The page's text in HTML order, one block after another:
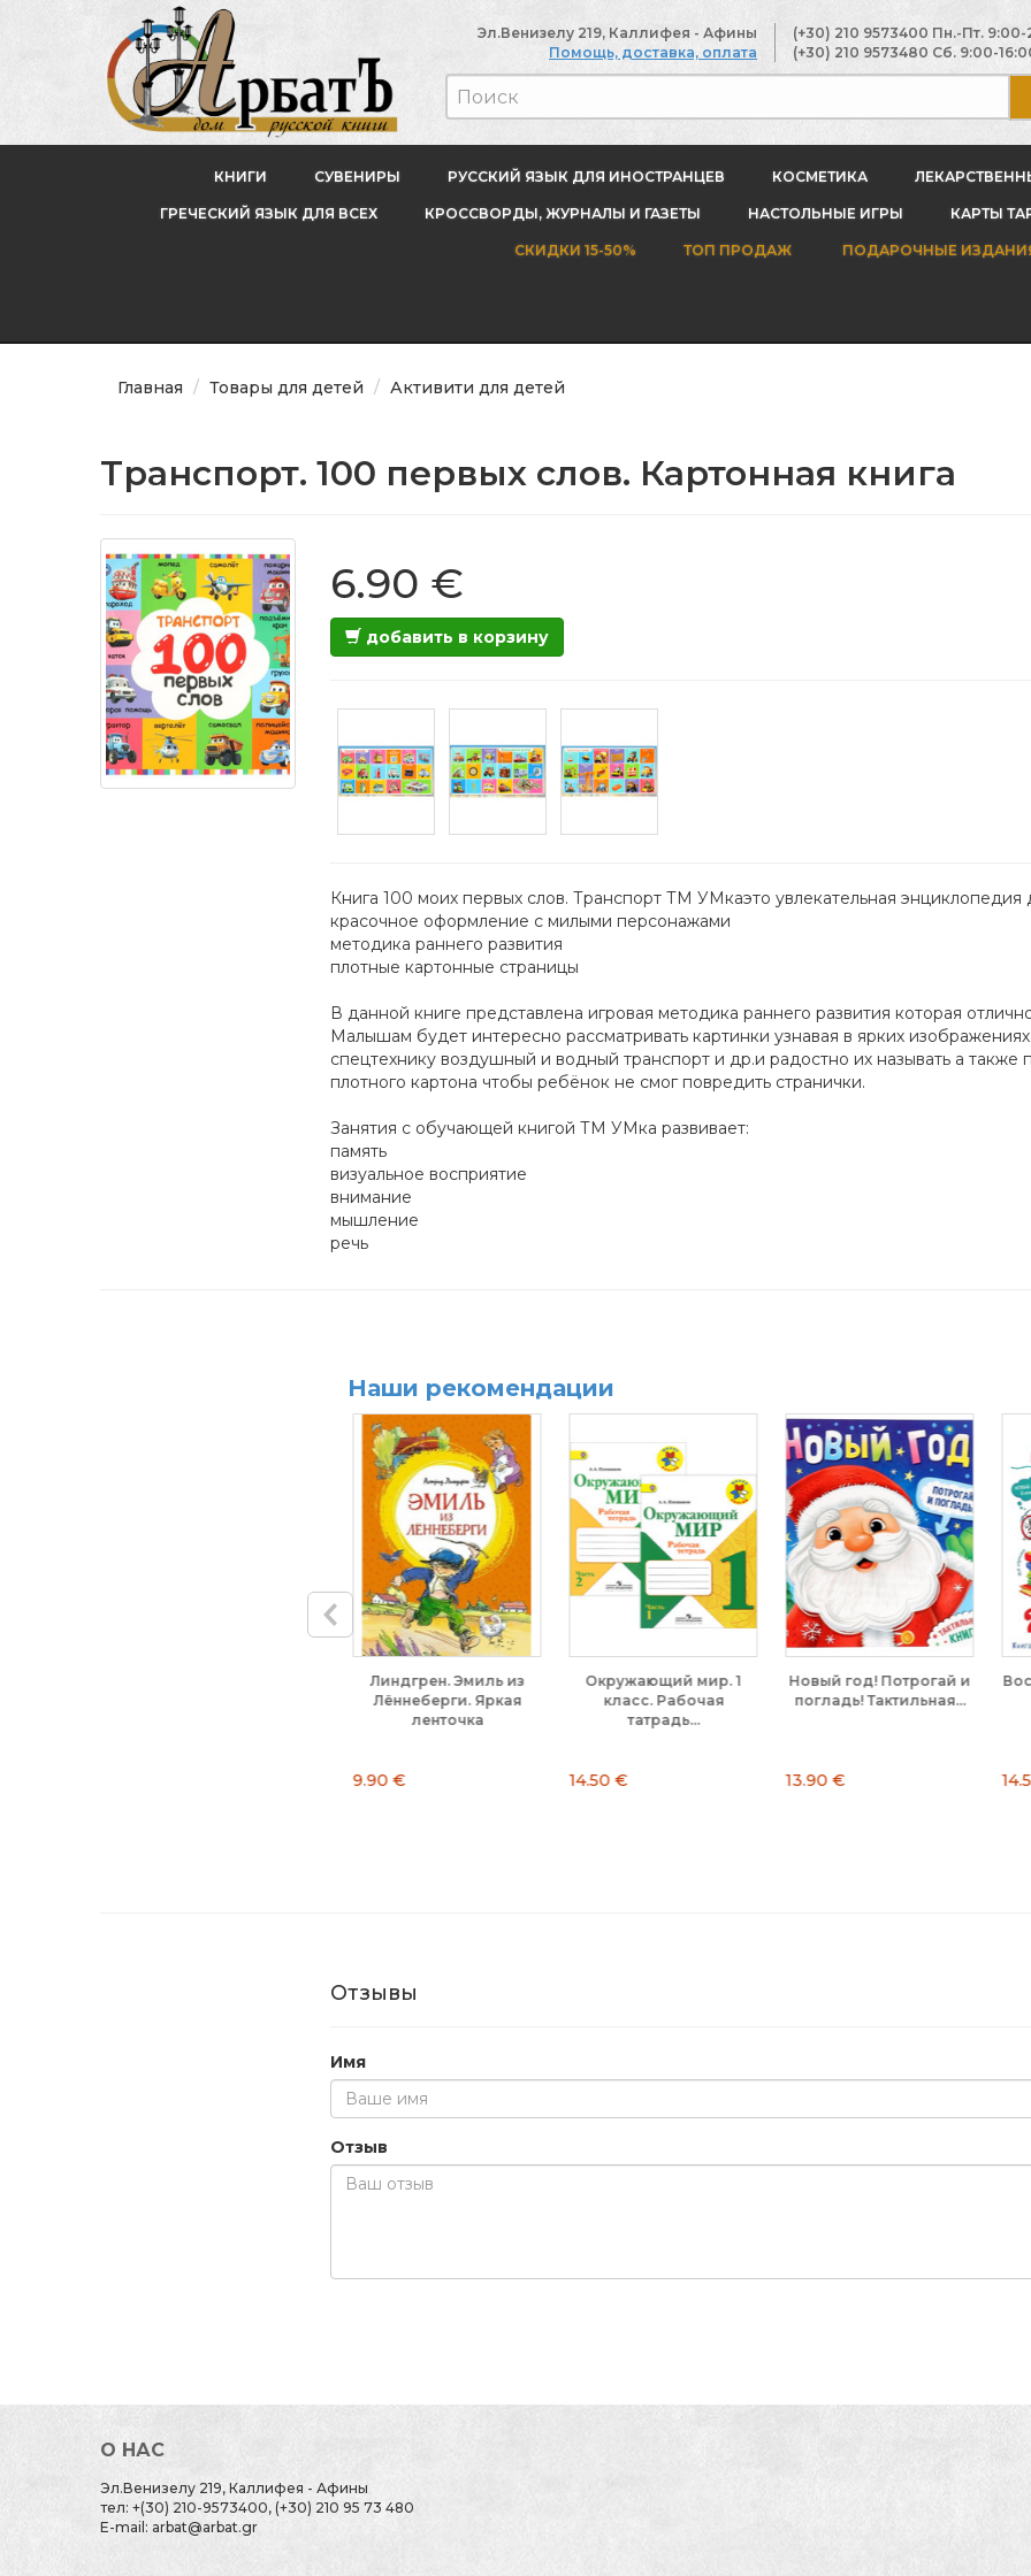
Эл.Венизелу 219, Каллифея - Афины
Помощь, доставка, оплата
(+30) 210 9573400 Пн.-Пт. 9:00-
(+30) 210 9573480 Сб. 9:00-
КНИГИ СУВЕНИРЫ РУССКИЙ ЯЗЫК ДЛЯ ИНОСТРАНЦЕВ КОСМЕТИКА
ГРЕЧЕСКИЙ ЯЗЫК ДЛЯ ВСЕХ КРОССВОРДЫ, ЖУРНАЛЫ И ГАЗЕТЫ НАСТОЛЬНЫЕ ИГРЫ КАРТЫ
СКИДКИ 15-50% ТОП ПРОДАЖ ПОДАРОЧНЫЕ
Главная Товары для детей Активити для детей
Транспорт. 100 первых слов. Картонная книга
6.90 €
добавить в корзину
Книга 100 моих первых слов. Транспорт ТМ УМкаэто увлекательная энциклопедия
красочное оформление с милыми персонажами
методика раннего развития
плотные картонные страницы
В данной книге представлена игровая методика раннего развития которая
Малышам будет интересно рассматривать картинки узнавая в ярких
спецтехнику воздушный и водный транспорт и др.и радостно их называть а
плотного картона чтобы ребёнок не смог повредить странички.
Занятия с обучающей книгой ТМ УМка развивает:
память
визуальное восприятие
внимание
мышление
речь
Наши рекомендации
Маленький красный
Трактор и новый друг....
Шелли. Франкенштейн,
или Современный
Прометей....
Мамин-Сибиряк. Серая
Шейка. Сказки.
Барсотти.
сказки на 5 минут
Отзывы
Имя
Отзыв
О НАС
Эл.Венизелу 219, Каллифея - Афины
тел: +(30) 210-9573400, (+30) 210 95 73 480
E-mail: arbat@arbat.gr